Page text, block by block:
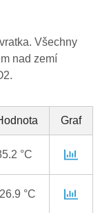
Všechny
nad zemí
Graf
°C
°C